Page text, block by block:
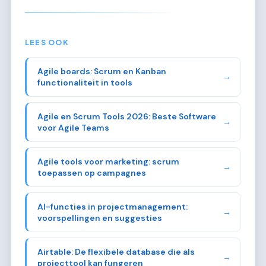
LEES OOK
Agile boards: Scrum en Kanban
functionaliteit in tools
→
Agile en Scrum Tools 2026: Beste Software
voor Agile Teams
→
Agile tools voor marketing: scrum
toepassen op campagnes
→
AI-functies in projectmanagement:
voorspellingen en suggesties
→
Airtable: De flexibele database die als
projecttool kan fungeren
→